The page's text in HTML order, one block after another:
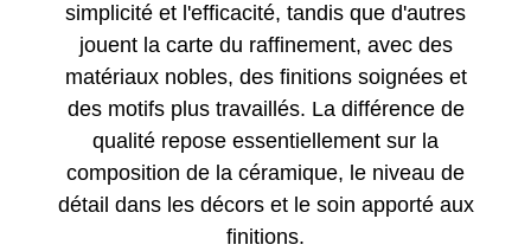
simplicité et l'efficacité, tandis que d'autres
jouent la carte du raffinement, avec des
matériaux nobles, des finitions soignées et
des motifs plus travaillés. La différence de
qualité repose essentiellement sur la
composition de la céramique, le niveau de
détail dans les décors et le soin apporté aux
finitions.